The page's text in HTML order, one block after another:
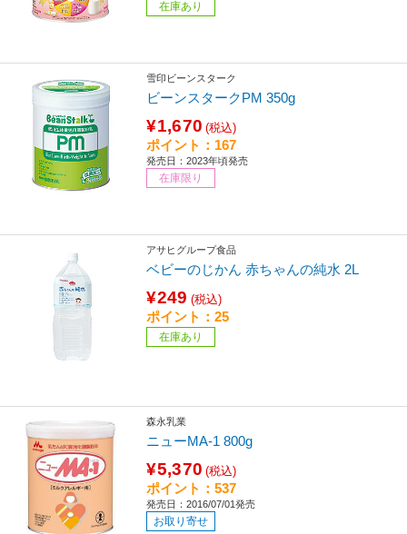
在庫あり
雪印ビーンスターク
ビーンスタークPM 350g
¥1,670 (税込)
ポイント：167
発売日：2023年頃発売
在庫限り
アサヒグループ食品
ベビーのじかん 赤ちゃんの純水 2L
¥249 (税込)
ポイント：25
在庫あり
森永乳業
ニューMA-1 800g
¥5,370 (税込)
ポイント：537
発売日：2016/07/01発売
お取り寄せ